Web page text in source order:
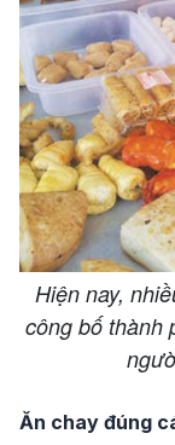
Hiện nay,
công bố thành
Ăn chay đúng